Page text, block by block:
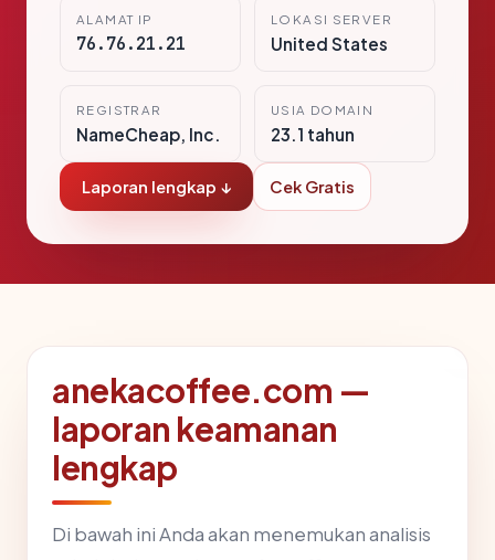
ALAMAT IP
76.76.21.21
LOKASI SERVER
United States
REGISTRAR
NameCheap, Inc.
USIA DOMAIN
23.1 tahun
Laporan lengkap ↓ Cek Gratis
anekacoffee.com —
laporan keamanan
lengkap
Di bawah ini Anda akan menemukan analisis